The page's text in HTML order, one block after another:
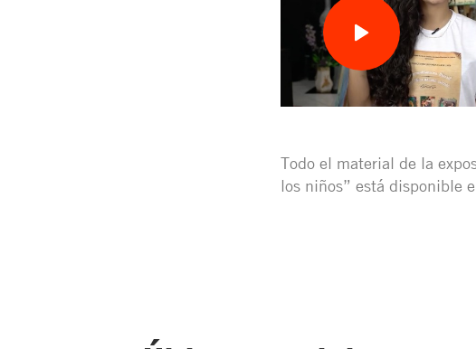
Todo el material de la
los niños” está disponible